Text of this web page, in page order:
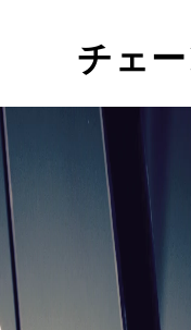
チェ